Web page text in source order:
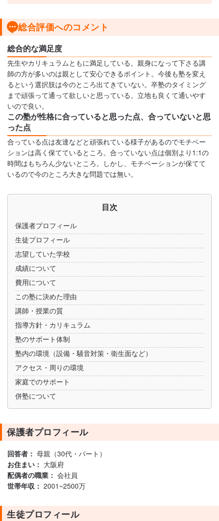
総合評価へのコメント
総合的な満足度
先生やカリキュラムともに満足している。親身になって下さる講
師の方が多いのは親として安心できるポイント。今後も塾を変え
るという選択肢は今のところ出てきていない。卒塾のタイミング
まで頑張って通って欲しいと思っている。立地も良くて通いやす
いので良い。
この塾が性格に合っていると思った点、合っていないと思
った点
合っている点は友達などと頑張れている様子があるのでモチベー
ションは高く保てているところ。合っていない点は個別より1:1の
時間はもちろん少ないところ。しかし、モチベーションが保てて
いるので今のところ大きな問題では無い。
目次
保護者プロフィール
生徒プロフィール
志望していた学校
成績について
費用について
この塾に決めた理由
講師・授業の質
指導方針・カリキュラム
塾のサポート体制
塾内の環境（設備・騒音対策・衛生面など）
アクセス・周りの環境
家庭でのサポート
併塾について
保護者プロフィール
回答者： 母親（30代・パート）
お住まい： 大阪府
配偶者の職業： 会社員
世帯年収： 2001~2500万
生徒プロフィール